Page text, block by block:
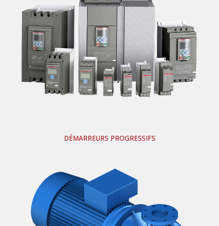
DÉMARREURS PROGRESSIFS